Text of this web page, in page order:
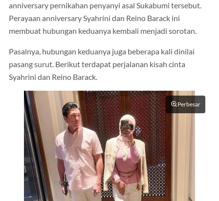
anniversary pernikahan penyanyi asal Sukabumi tersebut.
Perayaan anniversary Syahrini dan Reino Barack ini
membuat hubungan keduanya kembali menjadi sorotan.
Pasalnya, hubungan keduanya juga beberapa kali dinilai
pasang surut. Berikut terdapat perjalanan kisah cinta
Syahrini dan Reino Barack.
Perbesar